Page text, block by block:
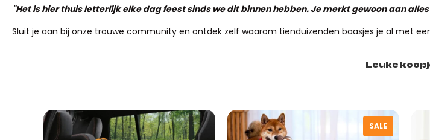
"Het is hier thuis letterlijk elke dag feest sinds we dit binnen hebben. Je merkt gewoon aan
Sluit je aan bij onze trouwe community en ontdek zelf waarom tienduizenden baasjes je al met
Leuke
SALE